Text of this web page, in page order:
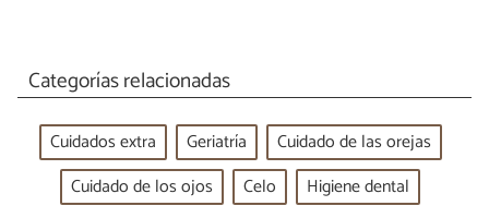
Categorías relacionadas
Cuidados extra Geriatría
Cuidado de las orejas
Cuidado de los ojos
Celo Higiene dental